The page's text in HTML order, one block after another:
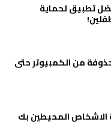
تطبيق لحماية
من الكمبيوتر حتى
الاشخاص المحيطين بك